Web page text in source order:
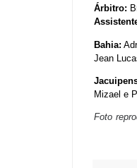
Árbitro:
Bahia:
Jean
Mizael e
Foto